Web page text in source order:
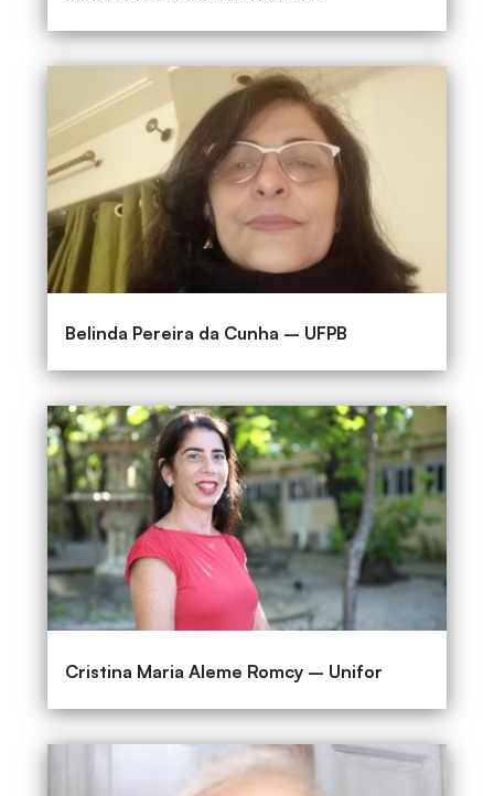
Belinda Pereira da Cunha – UFPB
Cristina Maria Aleme Romcy – Unifor